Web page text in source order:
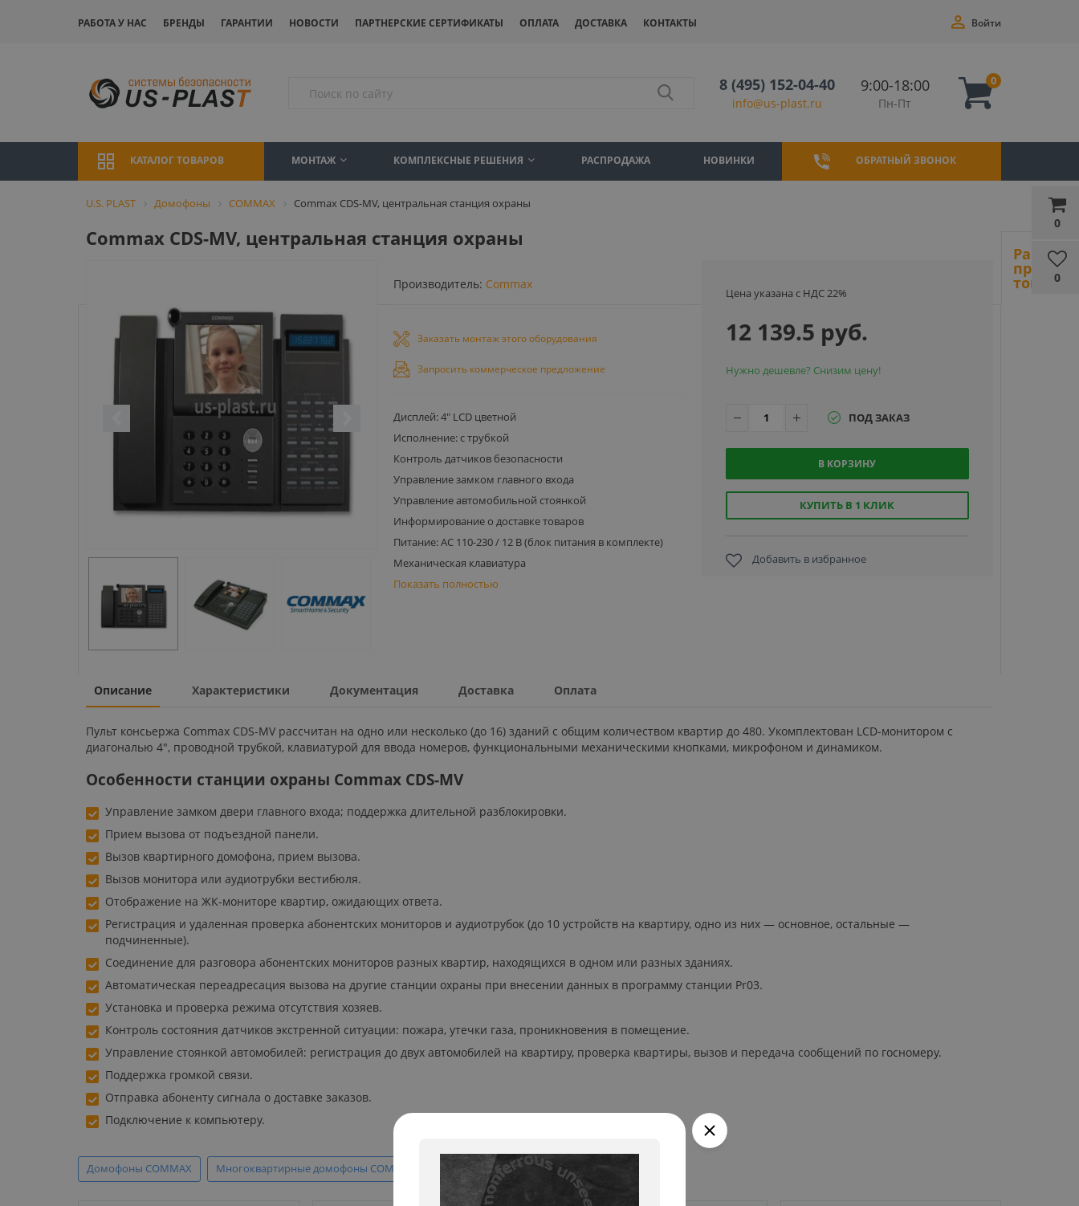
РАБОТА У НАС БРЕНДЫ ГАРАНТИИ НОВОСТИ ПАРТНЕРСКИЕ СЕРТИФИКАТЫ ОПЛАТА ДОСТАВКА КОНТАКТЫ
0
0
Войти
8 (495) 152-04-40
info@us-plast.ru
9:00-18:00
Пн-Пт
0
КАТАЛОГ ТОВАРОВ МОНТАЖ КОМПЛЕКСНЫЕ РЕШЕНИЯ РАСПРОДАЖА НОВИНКИ ОБРАТНЫЙ ЗВОНОК
U.S. PLAST Домофоны COMMAX Commax CDS-MV, центральная станция охраны
Commax CDS-MV, центральная станция охраны
Производитель: Commax
Заказать монтаж этого оборудования
Запросить коммерческое предложение
Дисплей: 4" LCD цветной
Исполнение: с трубкой
Контроль датчиков безопасности
Управление замком главного входа
Управление автомобильной стоянкой
Информирование о доставке товаров
Питание: АС 110-230 / 12 В (блок питания в комплекте)
Механическая клавиатура
Показать полностью
Цена указана с НДС 22%
12 139.5 руб.
Нужно дешевле? Снизим цену!
ПОД ЗАКАЗ
В КОРЗИНУ
КУПИТЬ В 1 КЛИК
Добавить в избранное
Описание Характеристики Документация Доставка Оплата
Пульт консьержа Commax CDS-MV рассчитан на одно или несколько (до 16) зданий с общим количеством квартир до 480. Укомплектован LCD-монитором с
диагональю 4", проводной трубкой, клавиатурой для ввода номеров, функциональными механическими кнопками, микрофоном и динамиком.
Особенности станции охраны Commax CDS-MV
Управление замком двери главного входа; поддержка длительной разблокировки.
Прием вызова от подъездной панели.
Вызов квартирного домофона, прием вызова.
Вызов монитора или аудиотрубки вестибюля.
Отображение на ЖК-мониторе квартир, ожидающих ответа.
Регистрация и удаленная проверка абонентских мониторов и аудиотрубок (до 10 устройств на квартиру, одно из них — основное, остальные —
подчиненные).
Соединение для разговора абонентских мониторов разных квартир, находящихся в одном или разных зданиях.
Автоматическая переадресация вызова на другие станции охраны при внесении данных в программу станции Pr03.
Установка и проверка режима отсутствия хозяев.
Контроль состояния датчиков экстренной ситуации: пожара, утечки газа, проникновения в помещение.
Управление стоянкой автомобилей: регистрация до двух автомобилей на квартиру, проверка квартиры, вызов и передача сообщений по госномеру.
Поддержка громкой связи.
Отправка абоненту сигнала о доставке заказов.
Подключение к компьютеру.
Домофоны COMMAX Многоквартирные домофоны COMMAX
Ранее
товары